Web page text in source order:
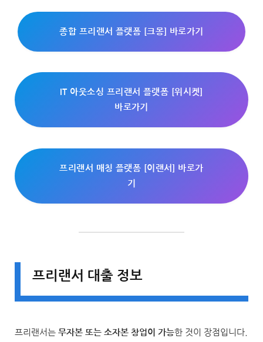
종합 프리랜서 플랫폼 [크몽] 바로가기
IT 아웃소싱 프리랜서 플랫폼 [위시켓]
바로가기
프리랜서 매칭 플랫폼 [이랜서] 바로가
기
프리랜서 대출 정보
프리랜서는 무자본 또는 소자본 창업이 가능한 것이 장점입니다.